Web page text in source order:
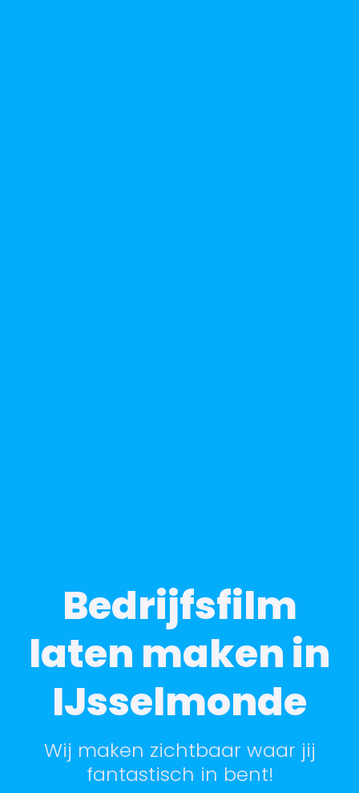
Bedrijfsfilm
laten maken in
IJsselmonde
Wij maken zichtbaar waar jij
fantastisch in bent!